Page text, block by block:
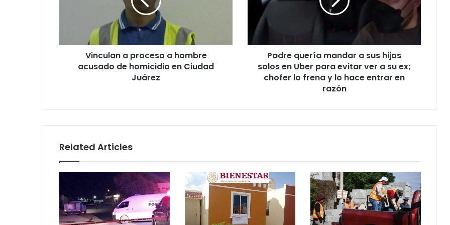
en
Juárez
Vinculan a proceso a hombre
acusado de homicidio en Ciudad
Juárez
solos
en
Uber
evitar
lo
lo
entrar
en
razón
Padre quería mandar a sus hijos
solos en Uber para evitar ver a su ex;
chofer lo frena y lo hace entrar en
razón
Related Articles